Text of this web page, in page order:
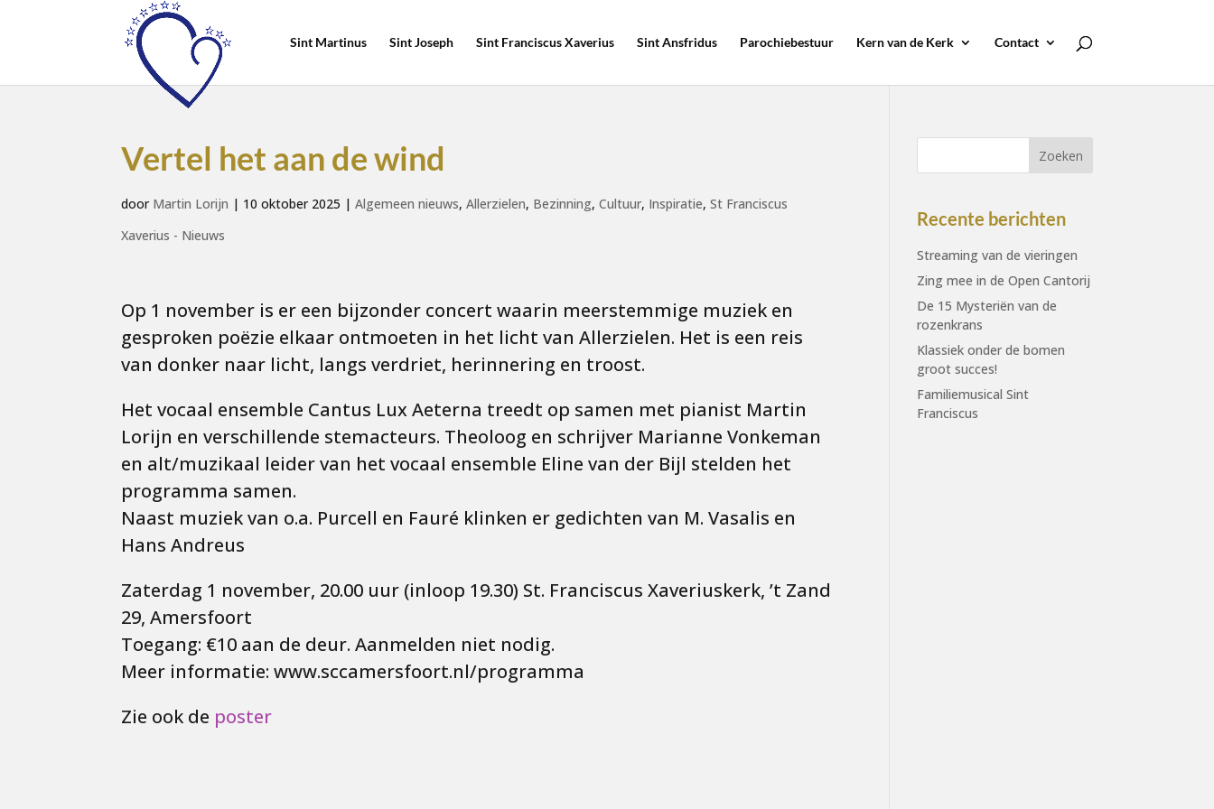
Sint Martinus Sint Joseph Sint Franciscus Xaverius Sint Ansfridus Parochiebestuur Kern van de Kerk Contact
Vertel het aan de wind
door Martin Lorijn | 10 oktober 2025 |Algemeen nieuws,Allerzielen, Bezinning,Cultuur, Inspiratie,St Franciscus
Xaverius - Nieuws
Op 1 november is er een bijzonder concert waarin meerstemmige muziek en
gesproken poëzie elkaar ontmoeten in het licht van Allerzielen. Het is een reis
van donker naar licht, langs verdriet, herinnering en troost.
Het vocaal ensemble Cantus Lux Aeterna treedt op samen met pianist Martin
Lorijn en verschillende stemacteurs. Theoloog en schrijver Marianne Vonkeman
en alt/muzikaal leider van het vocaal ensemble Eline van der Bijl stelden het
programma samen.
Naast muziek van o.a. Purcell en Fauré klinken er gedichten van M. Vasalis en
Hans Andreus
Zaterdag 1 november, 20.00 uur (inloop 19.30) St. Franciscus Xaveriuskerk, ’t Zand
29, Amersfoort
Toegang: €10 aan de deur. Aanmelden niet nodig.
Meer informatie: www.sccamersfoort.nl/programma
Zie ook de poster
Recente berichten
Streaming van de vieringen
Zing mee in de Open Cantorij
De 15 Mysteriën van de
rozenkrans
Klassiek onder de bomen
groot succes!
Familiemusical Sint
Franciscus